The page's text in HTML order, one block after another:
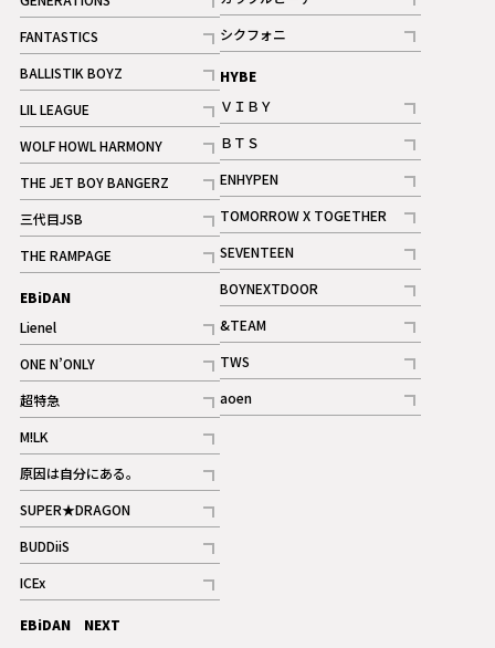
記事
FANTASTICS
記事
BALLISTIK BOYZ
記事
LIL LEAGUE
記事
WOLF HOWL HARMONY
記事
THE JET BOY BANGERZ
記事
三代目JSB
記事
THE RAMPAGE
記事
ギャラリー
EBiDAN
Lienel
記事
ONE N’ONLY
記事
超特急
記事
M!LK
記事
原因は自分にある。
記事
SUPER★DRAGON
記事
BUDDiiS
記事
ICEx
記事
EBiDAN NEXT
ギャラリー
記事
シクフォニ
記事
HYBE
ＶＩＢＹ
記事
ＢＴＳ
記事
ENHYPEN
記事
TOMORROW X TOGETHER
記事
ギャラリー
SEVENTEEN
記事
BOYNEXTDOOR
記事
&TEAM
記事
TWS
記事
aoen
記事